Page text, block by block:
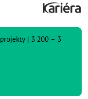
| 3 200 – 3